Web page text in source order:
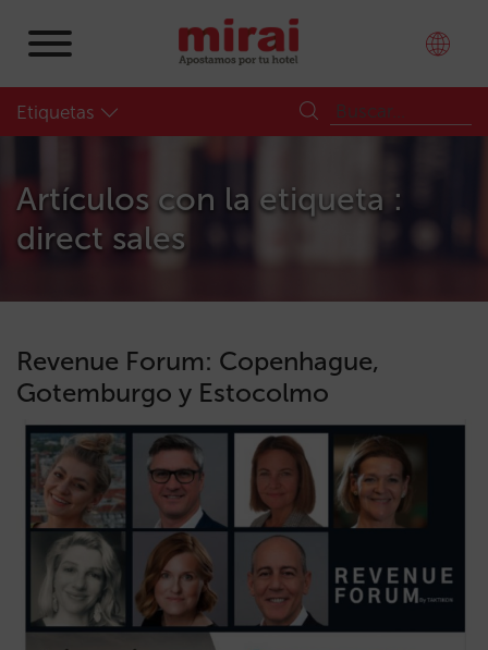
Etiquetas
Artículos con la etiqueta :
direct sales
Revenue Forum: Copenhague,
Gotemburgo y Estocolmo